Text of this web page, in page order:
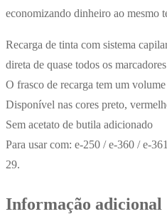
economizando dinheiro ao mesmo
Recarga de tinta com sistema
direta de quase todos os
O frasco de recarga tem um
Disponível nas cores preto,
Sem acetato de butila adicionado
Para usar com: e-250 / e-360 / e-
29.
Informação adicional